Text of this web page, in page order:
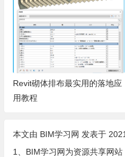
Revit砌体排布最实用的落地应
用教程
本文由 BIM学习网 发表于
1、BIM学习网为资源共享网